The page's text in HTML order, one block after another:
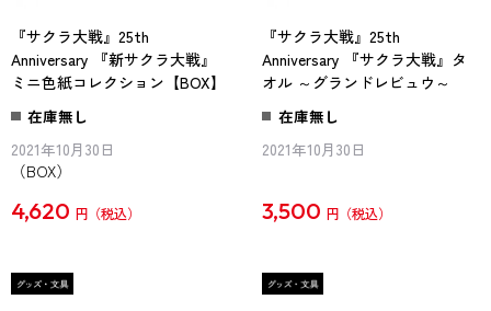
『サクラ大戦』25th
Anniversary 『新サクラ大戦』
ミニ色紙コレクション【BOX】
在庫無し
2021年10月30日
（BOX）
4,620 円
『サクラ大戦』25th
Anniversary 『サクラ大戦』タ
オル ～グランドレビュウ～
在庫無し
2021年10月30日
3,500 円